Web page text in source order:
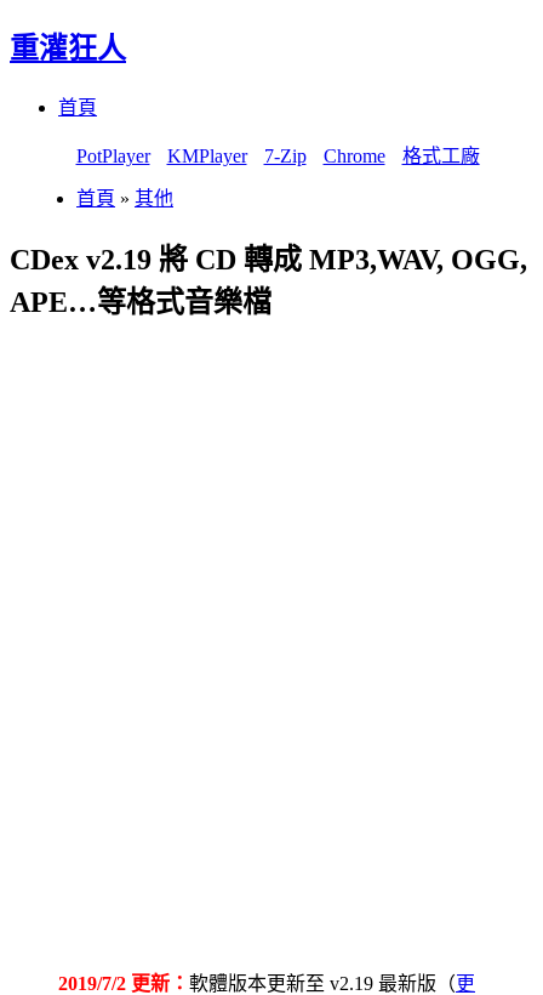
重灌狂人
首頁
PotPlayer KMPlayer 7-Zip Chrome 格式工廠
首頁 » 其他
CDex v2.19 將 CD 轉成 MP3,WAV, OGG,
APE…等格式音樂檔
2019/7/2 更新： 軟體版本更新至 v2.19 最新版（更